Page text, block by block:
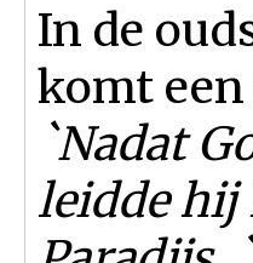
In de
komt
`Nadat
leidde hij